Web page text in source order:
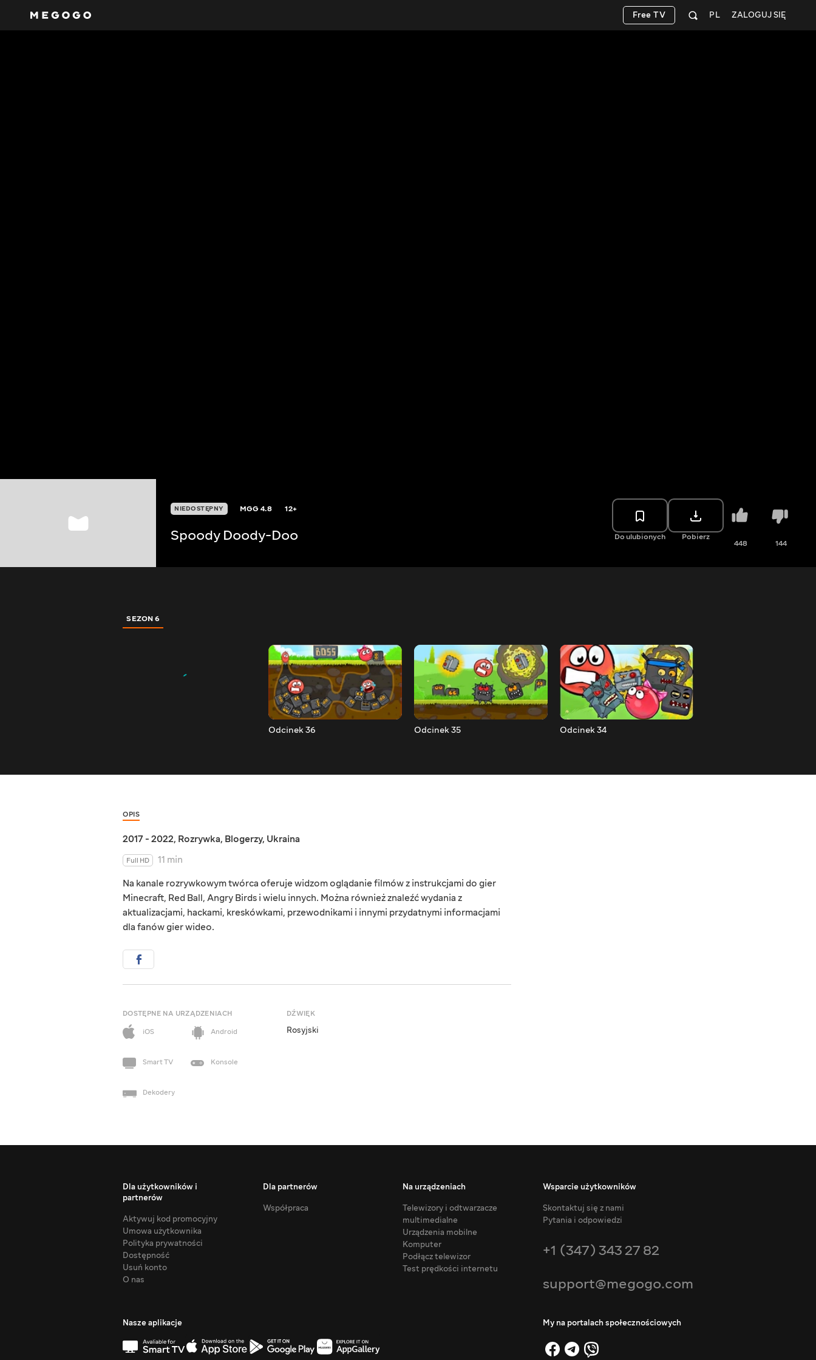
ZALOGUJ SIĘ
PL
Free TV
NIEDOSTĘPNY MGG4.8 12+
Spoody Doody-Doo Do ulubionych Pobierz
448 144
SEZON 6
Odcinek 36 Odcinek 35 Odcinek 34
OPIS
2017 - 2022, Rozrywka, Blogerzy, Ukraina
Full HD
11 min
Na kanale rozrywkowym twórca oferuje widzom oglądanie filmów z instrukcjami do gier
Minecraft, Red Ball, Angry Birds i wielu innych. Można również znaleźć wydania z
aktualizacjami, hackami, kreskówkami, przewodnikami i innymi przydatnymi informacjami
dla fanów gier wideo.
DOSTĘPNE NA URZĄDZENIACH
iOS
Android
Smart TV Konsole
Dekodery
DŹWIĘK
Rosyjski
Dla użytkowników i
partnerów
Aktywuj kod promocyjny
Umowa użytkownika
Polityka prywatności
Dostępność
Usuń konto
O nas
Dla partnerów
Współpraca
Na urządzeniach
Telewizory i odtwarzacze
multimedialne
Urządzenia mobilne
Komputer
Podłącz telewizor
Test prędkości internetu
Wsparcie użytkowników
Skontaktuj się z nami
Pytania i odpowiedzi
+1 (347) 343 27 82
support@megogo.com
Nasze aplikacje My na portalach społecznościowych